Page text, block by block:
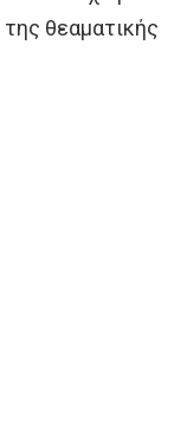
θεαματικής